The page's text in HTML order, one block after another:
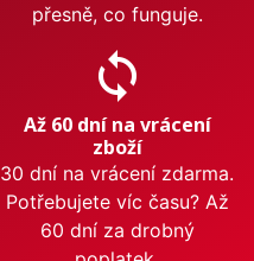
přesně, co funguje.
sync
Až 60 dní na vrácení
zboží
30 dní na vrácení zdarma.
Potřebujete víc času? Až
60 dní za drobný